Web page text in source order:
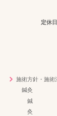
定休日
施術方針・施術
鍼灸
鍼
灸